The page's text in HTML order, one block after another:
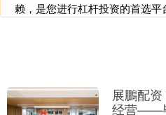
赖，是您进行杠杆投资的首选平
展鵬配
经营——